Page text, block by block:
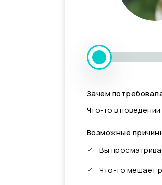
Зачем
Что-то в
Возможные
Вы
Что-то мешает